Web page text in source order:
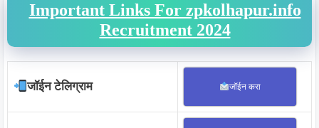
Important Links For zpkolhapur.info
Recruitment 2024
जॉईन टेलिग्राम जॉईन करा